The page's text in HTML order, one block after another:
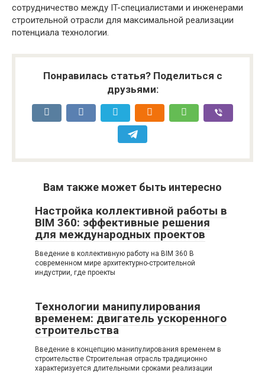
сотрудничество между IT-специалистами и инженерами
строительной отрасли для максимальной реализации
потенциала технологии.
Понравилась статья? Поделиться с
друзьями:
Вам также может быть интересно
Настройка коллективной работы в
BIM 360: эффективные решения
для международных проектов
Введение в коллективную работу на BIM 360 В
современном мире архитектурно-строительной
индустрии, где проекты
Технологии манипулирования
временем: двигатель ускоренного
строительства
Введение в концепцию манипулирования временем в
строительстве Строительная отрасль традиционно
характеризуется длительными сроками реализации